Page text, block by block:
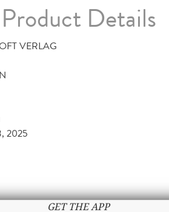
Product Details
VERLAG
2025
GET THE APP